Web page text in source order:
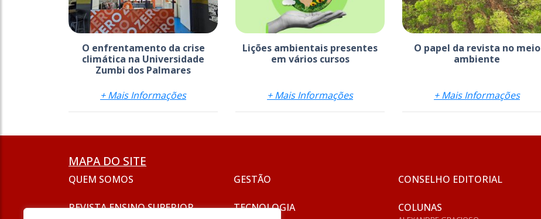
O enfrentamento da crise
climática na Universidade
Zumbi dos Palmares
+ Mais Informações
Lições ambientais presentes
em vários cursos
+ Mais Informações
O papel da revista no meio
ambiente
+ Mais Informações
MAPA DO SITE
QUEM SOMOS
REVISTA ENSINO SUPERIOR
GESTÃO
TECNOLOGIA
CONSELHO EDITORIAL
COLUNAS